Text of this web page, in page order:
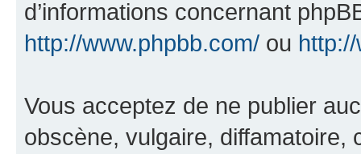
d’informations concernant
http://www.phpbb.com/ ou
Vous acceptez de ne publier
obscène, vulgaire, diffamatoire,